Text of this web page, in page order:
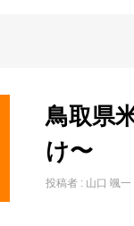
鳥取県
け〜
投稿者 : 山口 颯一